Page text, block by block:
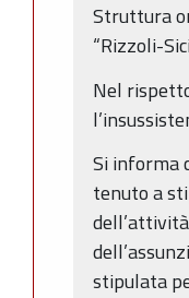
Struttura
“Rizzoli-
Nel
Si informa
tenuto a
stipulata